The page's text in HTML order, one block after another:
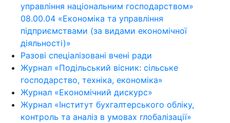
управління національним господарством»
08.00.04 «Економіка та управління
підприємствами (за видами економічної
діяльності)»
Разові спеціалізовані вчені ради
Журнал «Подільський вісник: сільське
господарство, техніка, економіка»
Журнал «Економічний дискурс»
Журнал «Інститут бухгалтерського обліку,
контроль та аналіз в умовах глобалізації»